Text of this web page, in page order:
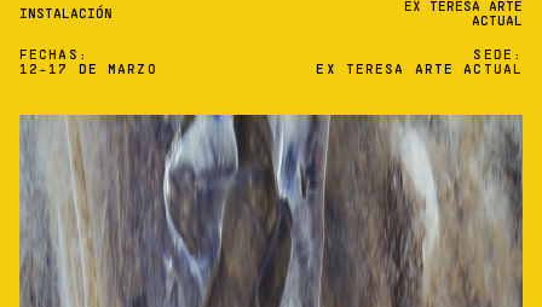
INSTALACIÓN
EX TERESA ARTE
ACTUAL
FECHAS:
12-17 DE MARZO
SEDE:
EX TERESA ARTE ACTUAL